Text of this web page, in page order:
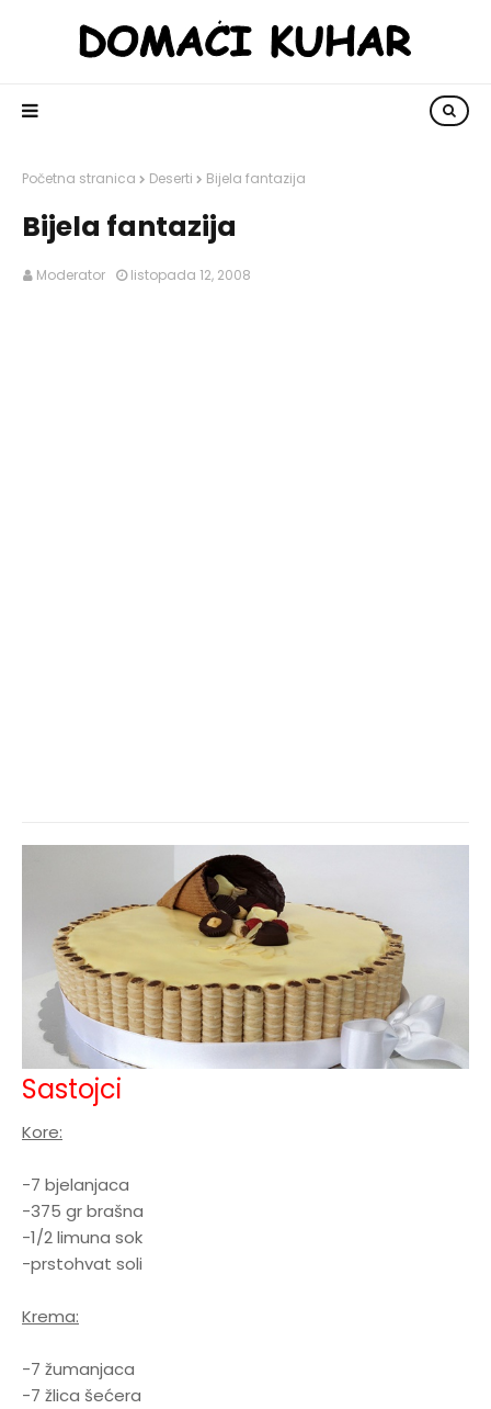
Početna stranica Deserti Bijela fantazija
Bijela fantazija
Moderator listopada 12, 2008
Sastojci
Kore:
-7 bjelanjaca
-375 gr brašna
-1/2 limuna sok
-prstohvat soli
Krema:
-7 žumanjaca
-7 žlica šećera